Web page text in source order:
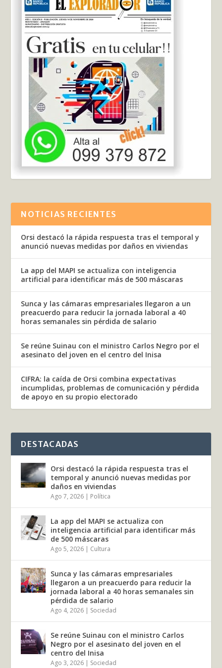
NOTICIAS RECIENTES
Orsi destacó la rápida respuesta tras el temporal y
anunció nuevas medidas por daños en viviendas
La app del MAPI se actualiza con inteligencia
artificial para identificar más de 500 máscaras
Sunca y las cámaras empresariales llegaron a un
preacuerdo para reducir la jornada laboral a 40
horas semanales sin pérdida de salario
Se reúne Suinau con el ministro Carlos Negro por el
asesinato del joven en el centro del Inisa
CIFRA: la caída de Orsi combina expectativas
incumplidas, problemas de comunicación y pérdida
de apoyo en su propio electorado
DESTACADAS
Orsi destacó la rápida respuesta tras el
temporal y anunció nuevas medidas por
daños en viviendas
Ago 7, 2026 | Política
La app del MAPI se actualiza con
inteligencia artificial para identificar más
de 500 máscaras
Ago 5, 2026 | Cultura
Sunca y las cámaras empresariales
llegaron a un preacuerdo para reducir la
jornada laboral a 40 horas semanales sin
pérdida de salario
Ago 4, 2026 | Sociedad
Se reúne Suinau con el ministro Carlos
Negro por el asesinato del joven en el
centro del Inisa
Ago 3, 2026 | Sociedad